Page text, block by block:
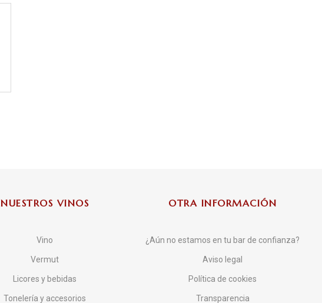
NUESTROS VINOS
Vino
Vermut
Licores y bebidas
Tonelería y accesorios
OTRA INFORMACIÓN
¿Aún no estamos en tu bar de confianza?
Aviso legal
Política de cookies
Transparencia